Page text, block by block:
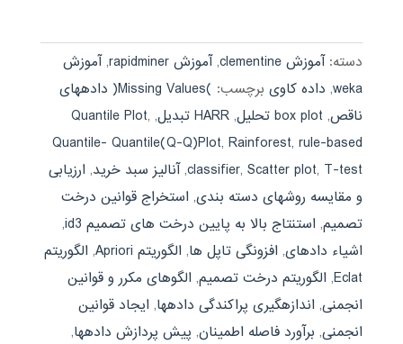
دسته:آموزش clementine ,آموزش rapidminer ,آموزش
weka
, داده کاوی برچسب:
)Missing Values( دادههای
ناقص, box plot تحلیل , HARR تبدیل ,
Quantile Plot,
Quantile- Quantile(Q-Q)Plot,Rainforest,rule-based
classifier,Scatter plot, T-test
,آنالیز سبد خرید, ارزیابی
و مقایسه روشهای دسته بندی, استخراج قوانین درخت
تصمیم, استنتاج بالا به پایین درخت های تصمیم id3
,
اشیاء دادهای, افزونگی تاپل ها, الگوریتم Apriori , الگوریتم
Eclat
, الگوریتم درخت تصمیم, الگوهای مکرر و قوانین
انجمنی, اندازهگیری پراکندگی دادهها, ایجاد قوانین
انجمنی, برآورد فاصله اطمینان, پیش پردازش دادهها,